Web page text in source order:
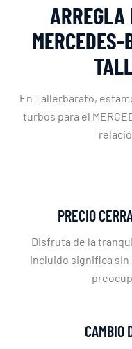
En Tallerbarato,
turbos para el
PRECIO
Disfruta de la
incluido significa sin
CAMBIO